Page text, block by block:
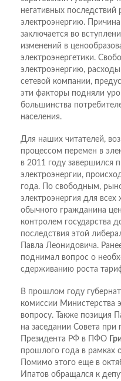
негативных последствий
электроэнергию.
заключается во
изменений в
электроэнергетики.
электроэнергию,
сетевой компании,
эти факторы подняли
большинства
населения.
Для наших читателей,
процессом перемен в
в 2011 году завершился
электроэнергии,
года. По свободным,
электроэнергия для
обычного гражданина
контролем государства
последствия этой
Павла Леонидовича.
поднимал вопрос о
сдерживанию роста
В прошлом году
комиссии Министерства
вопросу. Также позиция
на заседании Совета
Президента РФ в ПФО
прошлого года в
Помимо этого еще в
Ипатов обращался к